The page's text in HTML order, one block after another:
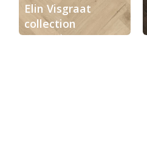
Elin Visgraat
collection
natural